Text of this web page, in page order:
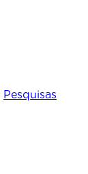
Pesquisas